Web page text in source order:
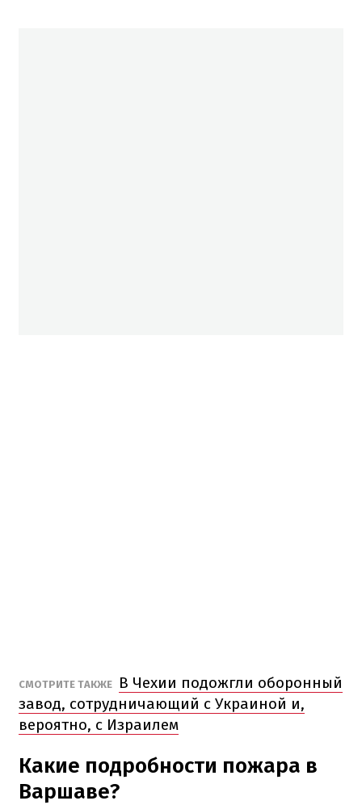
СМОТРИТЕ ТАКЖЕ
В Чехии подожгли оборонный
завод, сотрудничающий с Украиной и,
вероятно, с Израилем
Какие подробности пожара в
Варшаве?